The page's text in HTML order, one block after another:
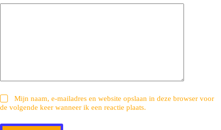
Mijn naam, e-mailadres en website opslaan in deze browser voor
de volgende keer wanneer ik een reactie plaats.